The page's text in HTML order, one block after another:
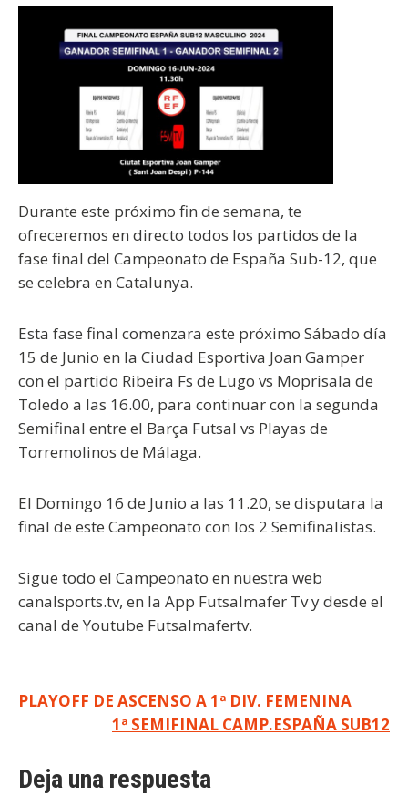
Durante este próximo fin de semana, te
ofreceremos en directo todos los partidos de la
fase final del Campeonato de España Sub-12, que
se celebra en Catalunya.
Esta fase final comenzara este próximo Sábado día
15 de Junio en la Ciudad Esportiva Joan Gamper
con el partido Ribeira Fs de Lugo vs Moprisala de
Toledo a las 16.00, para continuar con la segunda
Semifinal entre el Barça Futsal vs Playas de
Torremolinos de Málaga.
El Domingo 16 de Junio a las 11.20, se disputara la
final de este Campeonato con los 2 Semifinalistas.
Sigue todo el Campeonato en nuestra web
canalsports.tv, en la App Futsalmafer Tv y desde el
canal de Youtube Futsalmafertv.
Navegación
entradas
PLAYOFF DE ASCENSO A 1ª DIV. FEMENINA
1ª SEMIFINAL CAMP.ESPAÑA SUB12
Deja una respuesta